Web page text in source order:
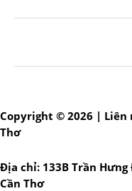
Copyright © 2026 | Liên
Thơ
Địa chỉ: 133B Trần
Cần Thơ